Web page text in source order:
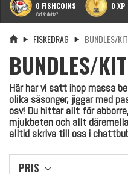
0 FISHCOINS
Vad är detta?
0 XP
FISKEDRAG BUNDLES/
BUNDLES/
Här har vi satt ihop massa
olika säsonger, jiggar med
osv! Du hittar allt för
mjukbeten och allt
alltid skriva till oss i
PRIS